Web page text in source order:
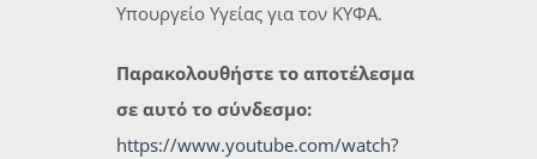
Υπουργείο Υγείας για τον ΚΥΦΑ.
Παρακολουθήστε το αποτέλεσμα
σε αυτό το σύνδεσμο:
https://www.youtube.com/watch?